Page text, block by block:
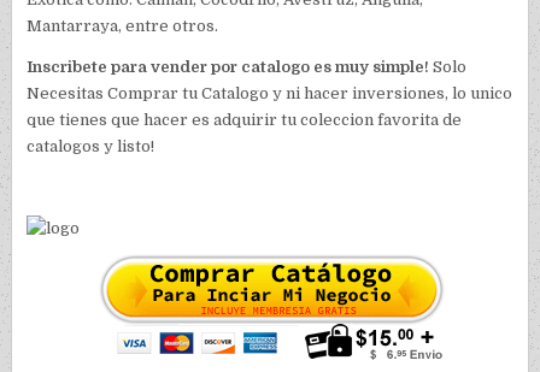
Mantarraya, entre otros.
Inscribete para vender por catalogo es muy simple! Solo
Necesitas Comprar tu Catalogo y ni hacer inversiones, lo unico
que tienes que hacer es adquirir tu coleccion favorita de
catalogos y listo!